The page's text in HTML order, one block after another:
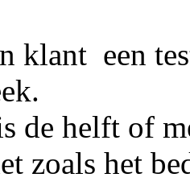
klant een
de helft of
zoals het